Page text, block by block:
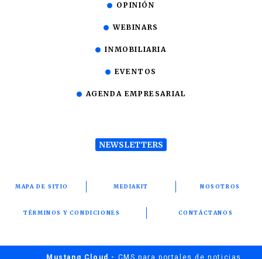
OPINIÓN
WEBINARS
INMOBILIARIA
EVENTOS
AGENDA EMPRESARIAL
NEWSLETTERS
MAPA DE SITIO MEDIAKIT NOSOTROS
TÉRMINOS Y CONDICIONES CONTÁCTANOS
Mustang Cloud - CMS para portales de noticias